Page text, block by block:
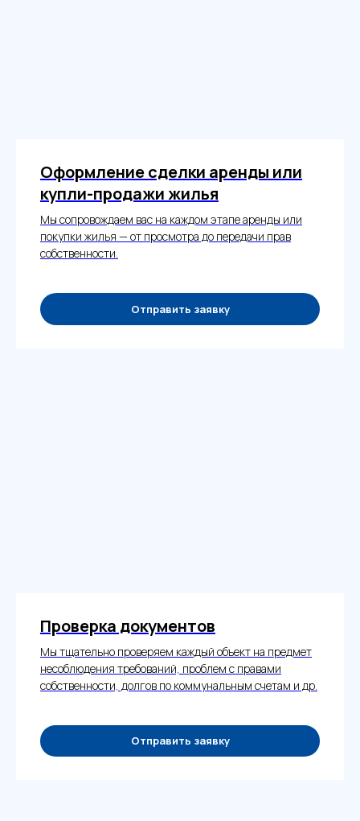
Оформление сделки аренды или
купли-продажи жилья
Мы сопровождаем вас на каждом этапе аренды или
покупки жилья — от просмотра до передачи прав
собственности.
Отправить заявку
Проверка документов
Мы тщательно проверяем каждый объект на предмет
несоблюдения требований, проблем с правами
собственности, долгов по коммунальным счетам и др.
Отправить заявку